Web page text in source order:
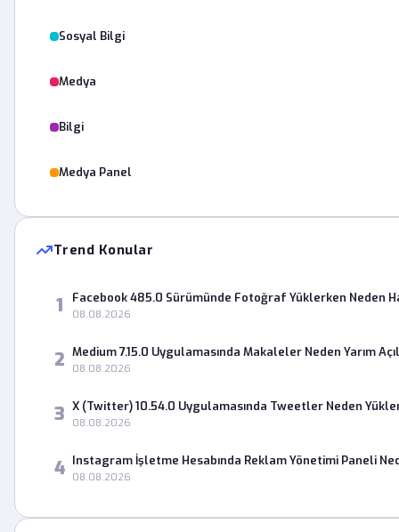
Sosyal Bilgi
Medya
Bilgi
Medya Panel
Trend Konular
1 Facebook 485.0 Sürümünde Fotoğraf Yüklerken Neden
08.08.2026
2 Medium 7.15.0 Uygulamasında Makaleler Neden Yarım
08.08.2026
3 X (Twitter) 10.54.0 Uygulamasında Tweetler Neden
08.08.2026
4 Instagram İşletme Hesabında Reklam Yönetimi Paneli
08.08.2026